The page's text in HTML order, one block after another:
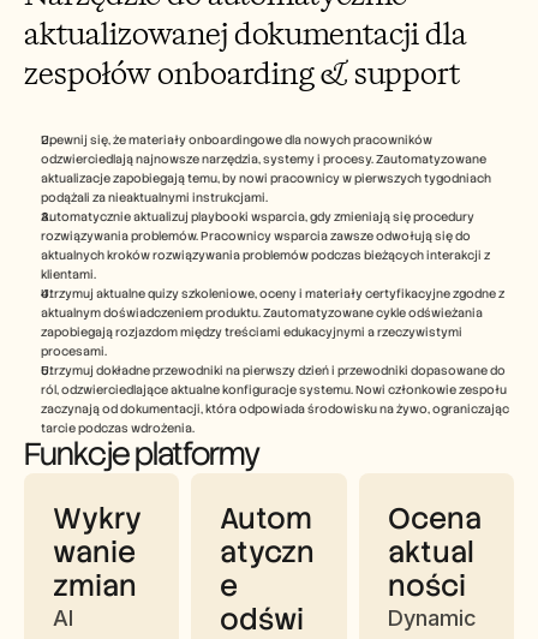
aktualizowanej dokumentacji dla
zespołów onboarding & support
Upewnij się, że materiały onboardingowe dla nowych pracowników
odzwierciedlają najnowsze narzędzia, systemy i procesy. Zautomatyzowane
aktualizacje zapobiegają temu, by nowi pracownicy w pierwszych tygodniach
podążali za nieaktualnymi instrukcjami.
Automatycznie aktualizuj playbooki wsparcia, gdy zmieniają się procedury
rozwiązywania problemów. Pracownicy wsparcia zawsze odwołują się do
aktualnych kroków rozwiązywania problemów podczas bieżących interakcji z
klientami.
Utrzymuj aktualne quizy szkoleniowe, oceny i materiały certyfikacyjne zgodne z
aktualnym doświadczeniem produktu. Zautomatyzowane cykle odświeżania
zapobiegają rozjazdom między treściami edukacyjnymi a rzeczywistymi
procesami.
Utrzymuj dokładne przewodniki na pierwszy dzień i przewodniki dopasowane do
ról, odzwierciedlające aktualne konfiguracje systemu. Nowi członkowie zespołu
zaczynają od dokumentacji, która odpowiada środowisku na żywo, ograniczając
tarcie podczas wdrożenia.
Funkcje platformy
Wykry
wanie
zmian
AI
Autom
atyczn
e
odświ
Ocena
aktual
ności
Dynamic